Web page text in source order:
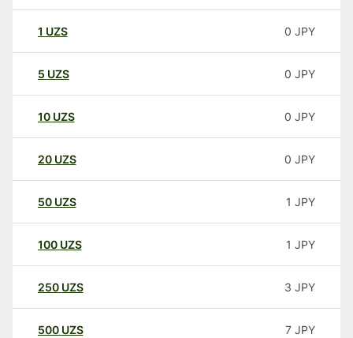
1 UZS 0 JPY
5 UZS 0 JPY
10 UZS 0 JPY
20 UZS 0 JPY
50 UZS 1 JPY
100 UZS 1 JPY
250 UZS 3 JPY
500 UZS 7 JPY